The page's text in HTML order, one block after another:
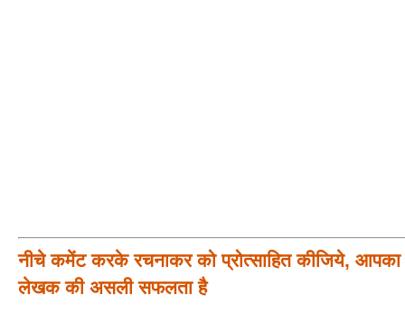
नीचे कमेंट करके रचनाकर को प्रोत्साहित कीजिये, आपका
लेखक की असली सफलता है